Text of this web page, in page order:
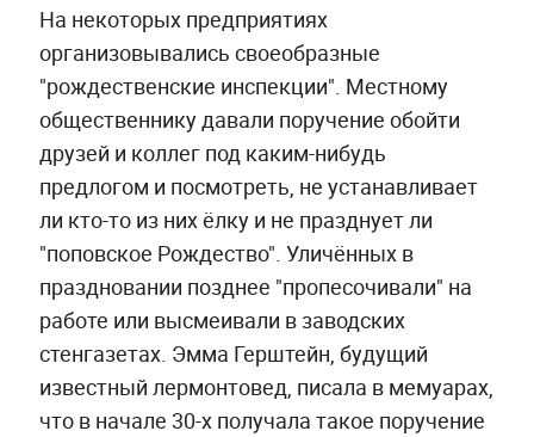
На некоторых предприятиях
организовывались своеобразные
"рождественские инспекции". Местному
общественнику давали поручение обойти
друзей и коллег под каким-нибудь
предлогом и посмотреть, не устанавливает
ли кто-то из них ёлку и не празднует ли
"поповское Рождество". Уличённых в
праздновании позднее "пропесочивали" на
работе или высмеивали в заводских
стенгазетах. Эмма Герштейн, будущий
известный лермонтовед, писала в мемуарах,
что в начале 30-х получала такое поручение